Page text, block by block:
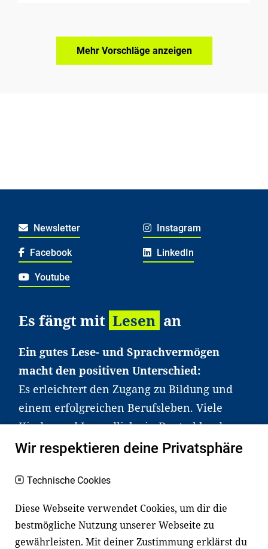
Mehr Vorschläge anzeigen
Newsletter Instagram
Facebook LinkedIn
Youtube
Es fängt mit Lesen an
Ein gutes Lese- und Sprachvermögen
macht den positiven Unterschied:
Es erleichtert den Zugang zu Bildung und
einem erfolgreichen Berufsleben. Viele
Kinder und Jugendliche in Deutschland
haben aber große Schwierigkeiten dabei.
an Familien sowie an Erzieher*innen,
Lehrer*innen und andere
Fachexpert*innen. Dafür arbeiten wir eng
mit Ministerien, wissenschaftlichen
Wir respektieren deine Privatsphäre
Technische Cookies
Diese Webseite verwendet Cookies, um dir die
bestmögliche Nutzung unserer Webseite zu
gewährleisten. Mit deiner Zustimmung erklärst du